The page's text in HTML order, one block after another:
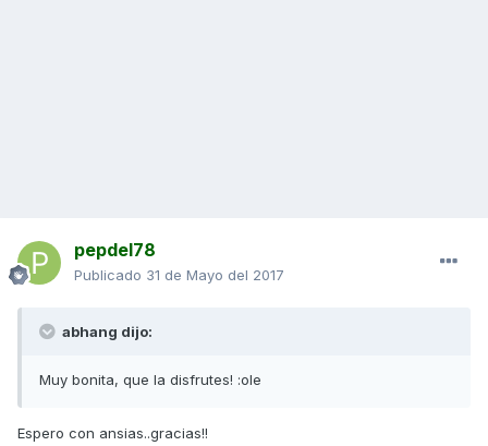
pepdel78
Publicado 31 de Mayo del 2017
abhang dijo:
Muy bonita, que la disfrutes! :ole
Espero con ansias..gracias!!